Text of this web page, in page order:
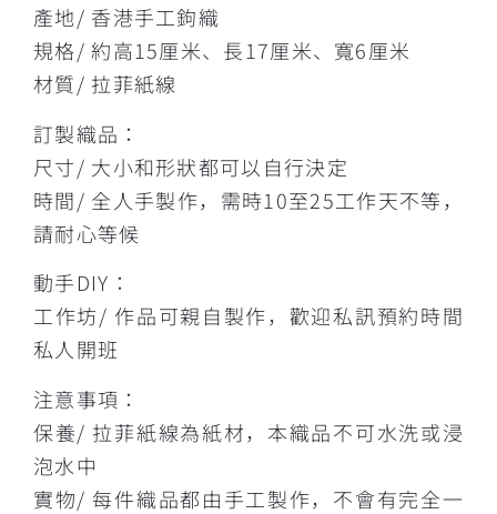
產地/ 香港手工鉤織
規格/ 約高15厘米、長17厘米、寬6厘米
材質/ 拉菲紙線
訂製織品：
尺寸/ 大小和形狀都可以自行決定
時間/ 全人手製作，需時10至25工作天不等，
請耐心等候
動手DIY：
工作坊/ 作品可親自製作，歡迎私訊預約時間
私人開班
注意事項：
保養/ 拉菲紙線為紙材，本織品不可水洗或浸
泡水中
實物/ 每件織品都由手工製作，不會有完全一